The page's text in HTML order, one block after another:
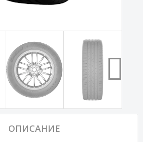
ОПИСАНИЕ